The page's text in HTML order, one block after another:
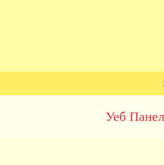
Навигация
Уеб